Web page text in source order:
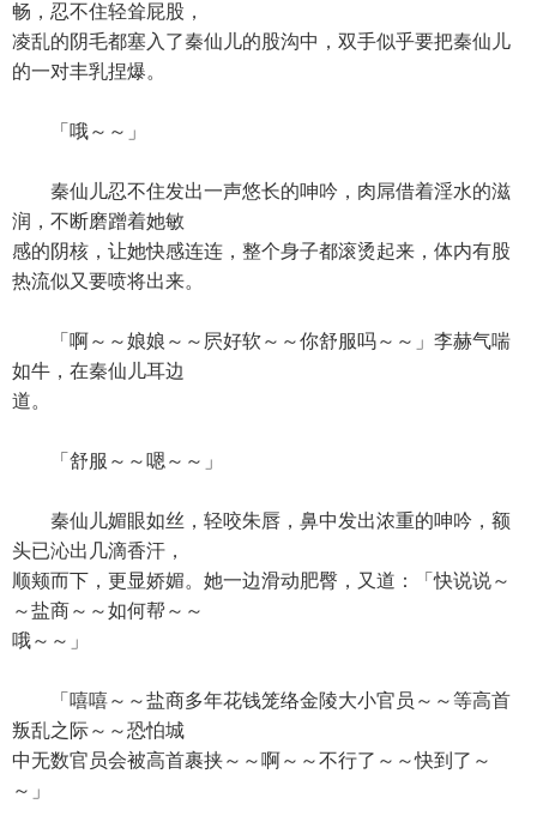
畅，忍不住轻耸屁股，
凌乱的阴毛都塞入了秦仙儿的股沟中，双手似乎要把秦仙儿
的一对丰乳捏爆。
「哦～～」
秦仙儿忍不住发出一声悠长的呻吟，肉屌借着淫水的滋
润，不断磨蹭着她敏
感的阴核，让她快感连连，整个身子都滚烫起来，体内有股
热流似又要喷将出来。
「啊～～娘娘～～屄好软～～你舒服吗～～」李赫气喘
如牛，在秦仙儿耳边
道。
「舒服～～嗯～～」
秦仙儿媚眼如丝，轻咬朱唇，鼻中发出浓重的呻吟，额
头已沁出几滴香汗，
顺颊而下，更显娇媚。她一边滑动肥臀，又道：「快说说～
～盐商～～如何帮～～
哦～～」
「嘻嘻～～盐商多年花钱笼络金陵大小官员～～等高首
叛乱之际～～恐怕城
中无数官员会被高首裹挟～～啊～～不行了～～快到了～
～」